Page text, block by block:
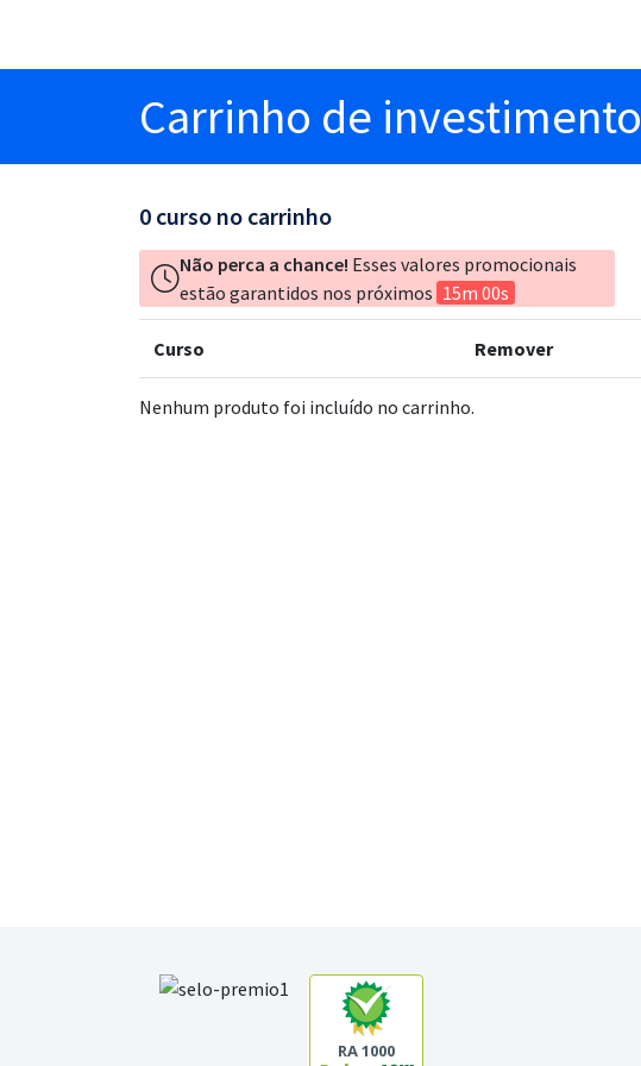
Carrinho de investimento
0 curso no carrinho
Não perca a chance! Esses valores promocionais
estão garantidos nos próximos 15m 00s
Curso Remover
Nenhum produto foi incluído no carrinho.
RA 1000